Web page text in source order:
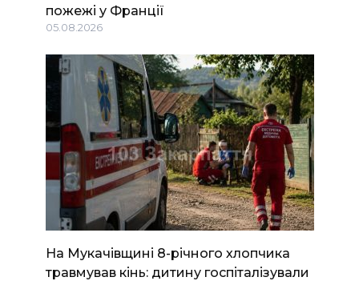
пожежі у Франції
05.08.2026
На Мукачівщині 8-річного хлопчика
травмував кінь: дитину госпіталізували